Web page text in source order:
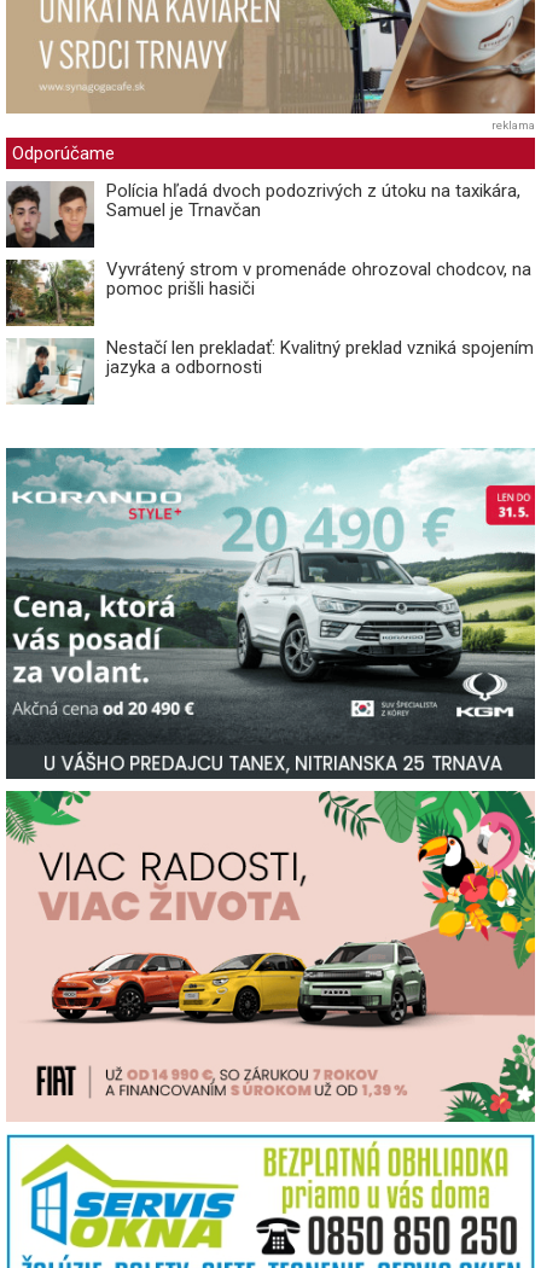
reklama
Odporúčame
Polícia hľadá dvoch podozrivých z útoku na taxikára,
Samuel je Trnavčan
Vyvrátený strom v promenáde ohrozoval chodcov, na
pomoc prišli hasiči
Nestačí len prekladať: Kvalitný preklad vzniká spojením
jazyka a odbornosti